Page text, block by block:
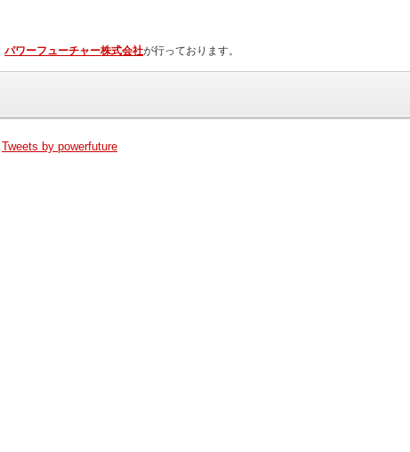
パワーフューチャー株式会社が行っております。
Tweets by powerfuture